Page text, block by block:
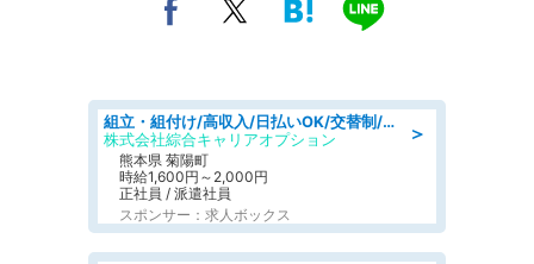
＞
組立・組付け/高収入/日払いOK/交替制/20・30・40代活躍中/製造 工場
株式会社綜合キャリアオプション
熊本県 菊陽町
時給1,600円～2,000円
正社員 / 派遣社員
スポンサー：求人ボックス